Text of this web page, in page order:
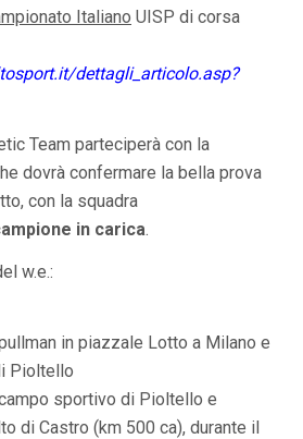
Italiano UISP di corsa
dettagli_articolo.asp?
Team parteciperà con la
dovrà confermare la bella prova
con la squadra
in carica.
w.e.:
in piazzale Lotto a Milano e
Pioltello
sportivo di Pioltello e
di Castro (km 500 ca), durante il